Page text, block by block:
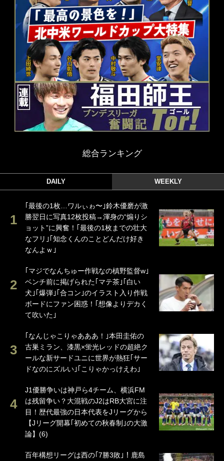
総合ランキング
DAILY WEEKLY
｢最後の1枚…ワルぃゎ〜｣鈴木優磨が激
勝翌日に写真12枚投稿→渾身の“煽りシ
ョット”に興奮！｢最後の1枚までの壮大
なフリ｣｢知念くんのことどんだけ好き
なんよｗ｣
｢マジでなんちゅー作戦なの槙野監督w｣
ベンチ前に掲げられた｢マテ茶｣｢白い
犬｣｢爆弾｣｢合コン｣のイラスト入り作戦
ボードにファン困惑！｢想像よりデカく
て吹いた｣
｢なんじゃこりゃあああ！｣本田圭佑の
古巣ミラン、漆黒×蛍光レッドの超絶ク
ールな新サードユニに世界が熱狂｢サー
ドなのにズルい｣｢こりゃかっけえわ｣
J1優勝争いは神戸ら4チーム、横浜FM
は残留争い？大混戦のJ2はRB大宮に注
目！歴代最強の日本代表をJリーグから
【Jリーグ開幕｢初めての秋春制｣の大激
論】(6)
百年構想リーグは西の｢7勝3敗｣！鹿島